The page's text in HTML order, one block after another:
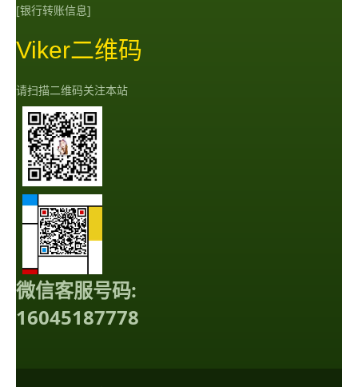
[银行转账信息]
Viker二维码
请扫描二维码关注本站
微信客服号码:
16045187778